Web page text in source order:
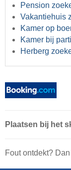
Pension
Vakantiehuis
Kamer op
Kamer bij
Herberg
Plaatsen bij het
Fout ontdekt?